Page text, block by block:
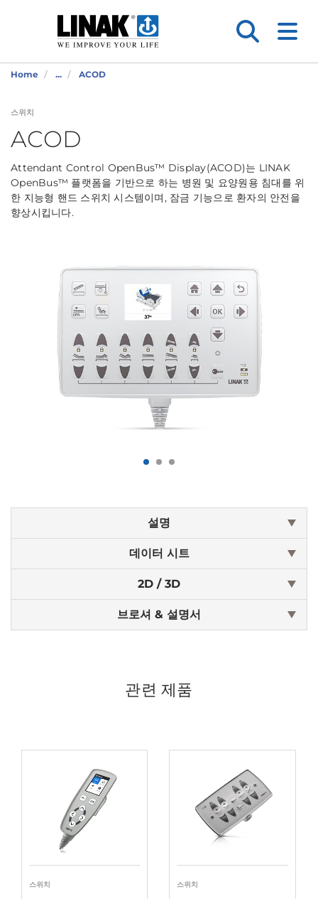
Home ... ACOD
스위치
ACOD
Attendant Control OpenBus™ Display(ACOD)는 LINAK
OpenBus™ 플랫폼을 기반으로 하는 병원 및 요양원용 침대를 위
한 지능형 핸드 스위치 시스템이며, 잠금 기능으로 환자의 안전을
향상시킵니다.
설명
데이터 시트
2D / 3D
브로셔 & 설명서
관련 제품
스위치 스위치